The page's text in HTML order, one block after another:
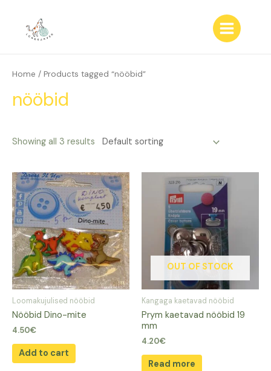
content
Main
Home / Products tagged “nööbid”
nööbid
Showing all 3 results
Loomakujulised nööbid
Nööbid Dino-mite
4.50€
Add to cart
OUT OF STOCK
Kangaga kaetavad nööbid
Prym kaetavad nööbid 19
mm
4.20€
Read more